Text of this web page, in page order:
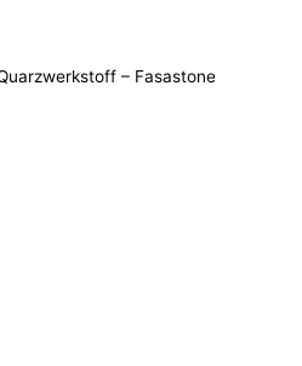
– Fasastone